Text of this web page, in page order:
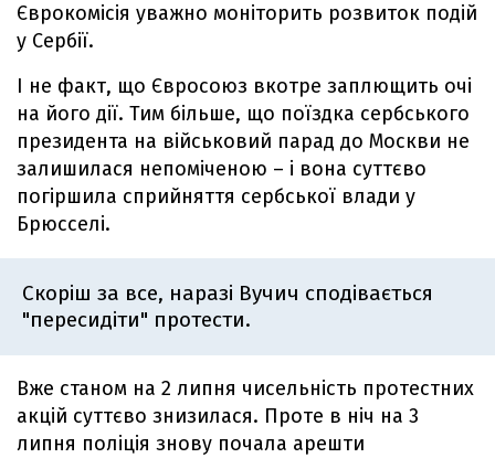
Єврокомісія уважно моніторить розвиток подій
у Сербії.
І не факт, що Євросоюз вкотре заплющить очі
на його дії. Тим більше, що поїздка сербського
президента на військовий парад до Москви не
залишилася непоміченою – і вона суттєво
погіршила сприйняття сербської влади у
Брюсселі.
Скоріш за все, наразі Вучич сподівається
"пересидіти" протести.
Вже станом на 2 липня чисельність протестних
акцій суттєво знизилася. Проте в ніч на 3
липня поліція знову почала арешти